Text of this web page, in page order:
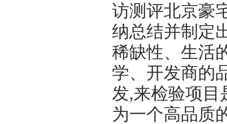
访测评北京豪
纳总结并制定
稀缺性、生活
学、开发商的
发,来检验项目
为一个高品质